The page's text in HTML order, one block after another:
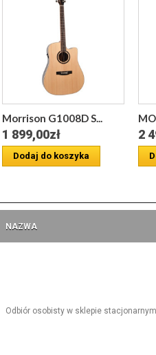
Morrison G1008D S...
1 899,00zł
Dodaj do koszyka
2
NAZWA
Odbiór osobisty w sklepie stacjonarnym